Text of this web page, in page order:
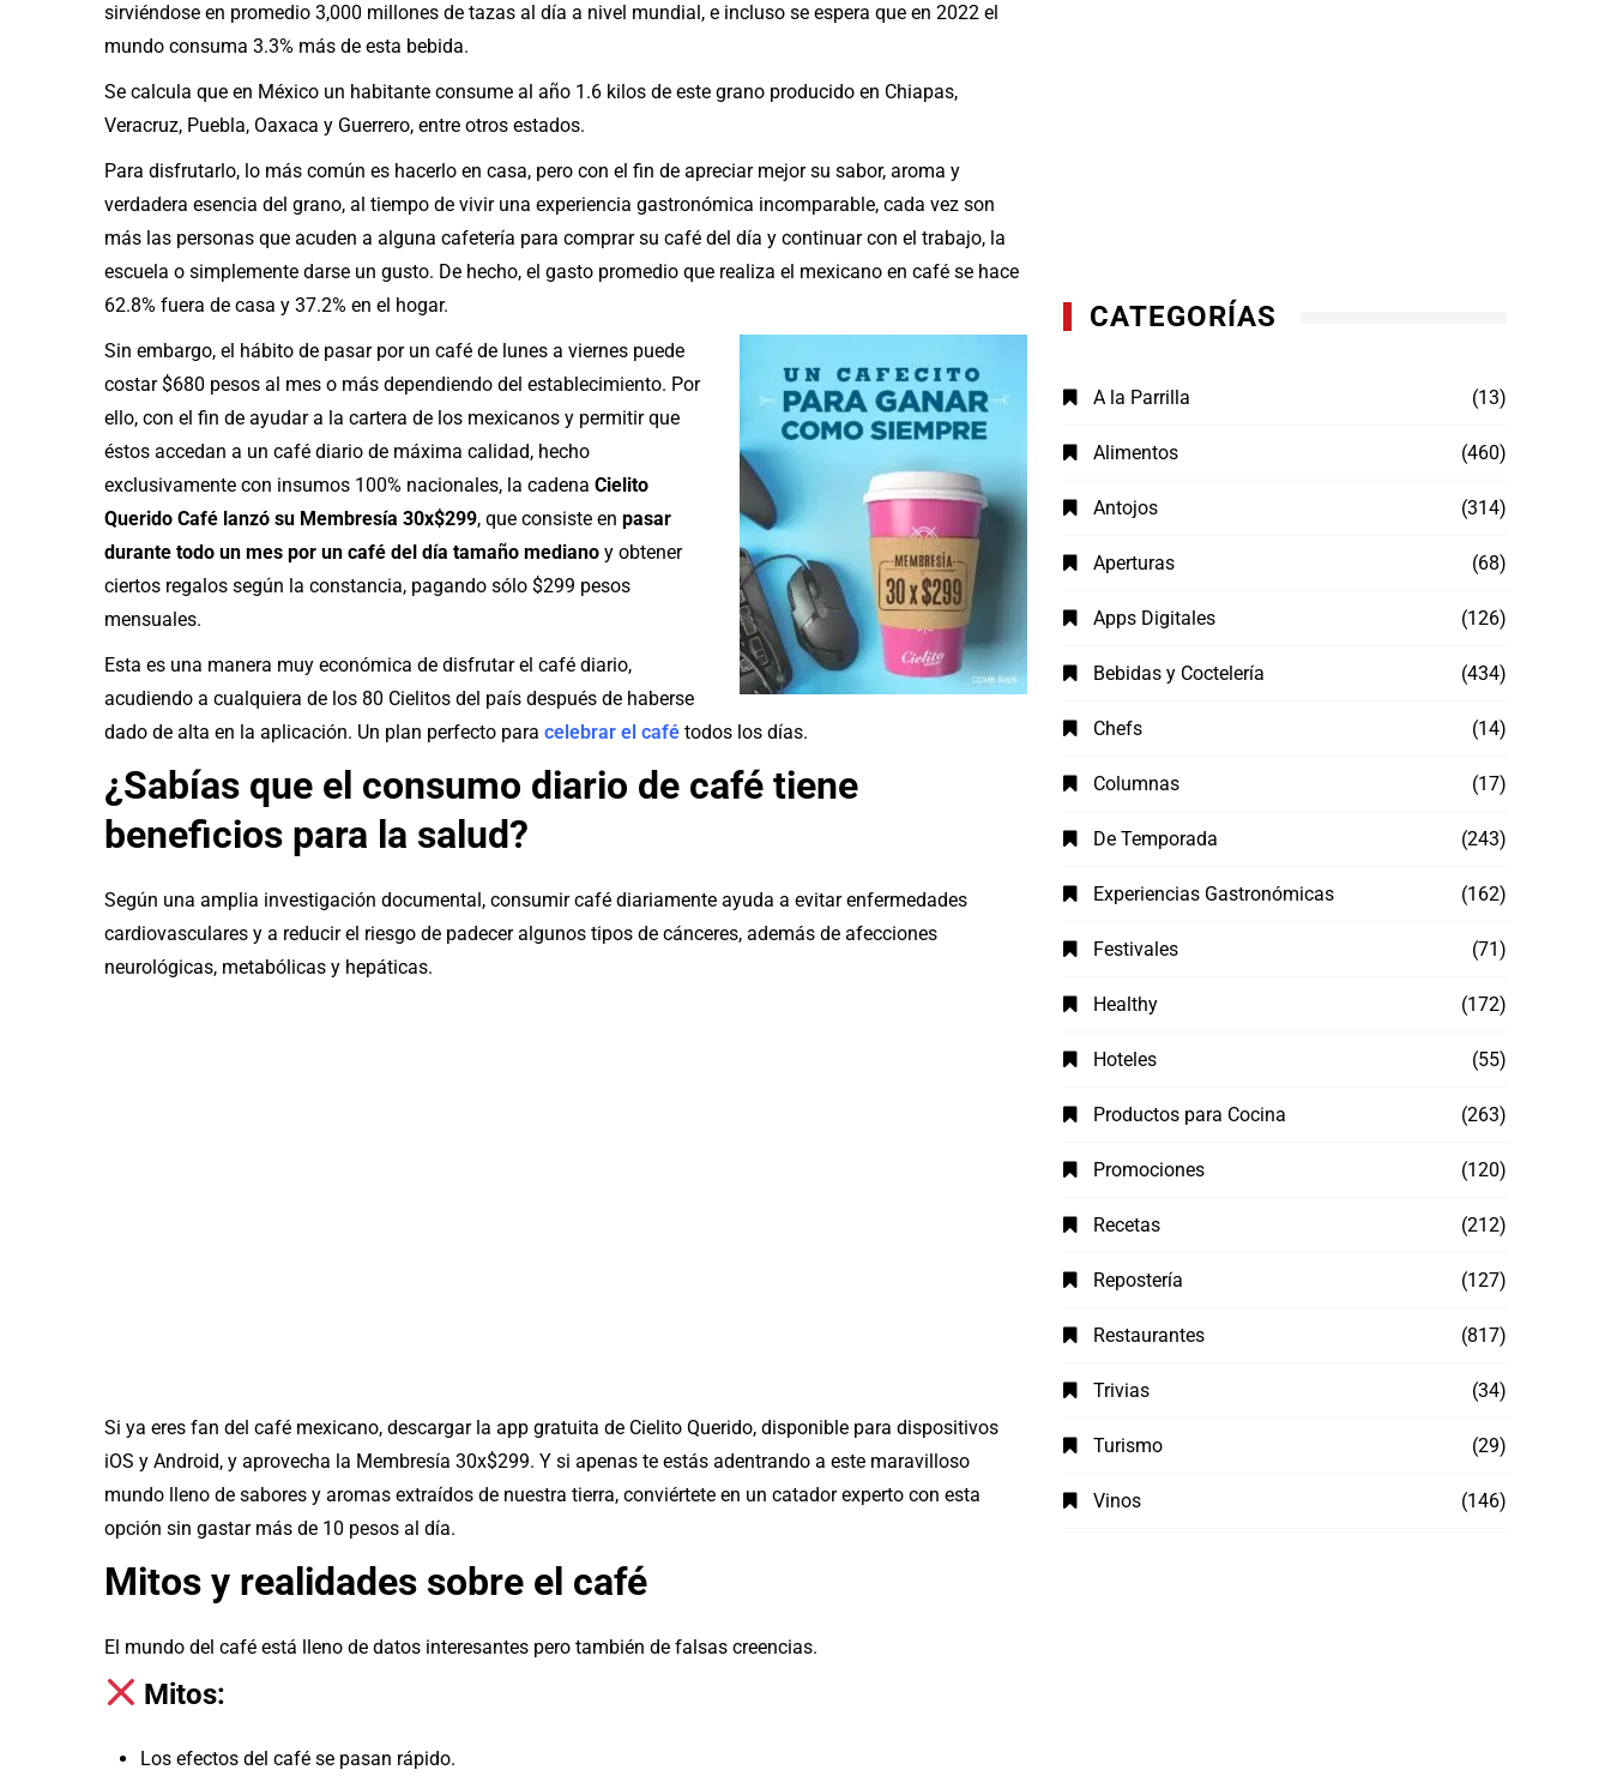
sirviéndose en promedio 3,000 millones de tazas al día a nivel mundial, e incluso se espera que en 2022 el
mundo consuma 3.3% más de esta bebida.
Se calcula que en México un habitante consume al año 1.6 kilos de este grano producido en Chiapas,
Veracruz, Puebla, Oaxaca y Guerrero, entre otros estados.
Para disfrutarlo, lo más común es hacerlo en casa, pero con el fin de apreciar mejor su sabor, aroma y
verdadera esencia del grano, al tiempo de vivir una experiencia gastronómica incomparable, cada vez son
más las personas que acuden a alguna cafetería para comprar su café del día y continuar con el trabajo, la
escuela o simplemente darse un gusto. De hecho, el gasto promedio que realiza el mexicano en café se hace
62.8% fuera de casa y 37.2% en el hogar.
Sin embargo, el hábito de pasar por un café de lunes a viernes puede
costar $680 pesos al mes o más dependiendo del establecimiento. Por
ello, con el fin de ayudar a la cartera de los mexicanos y permitir que
éstos accedan a un café diario de máxima calidad, hecho
exclusivamente con insumos 100% nacionales, la cadena Cielito
Querido Café lanzó su Membresía 30x$299, que consiste en pasar
durante todo un mes por un café del día tamaño mediano y obtener
ciertos regalos según la constancia, pagando sólo $299 pesos
mensuales.
Esta es una manera muy económica de disfrutar el café diario,
acudiendo a cualquiera de los 80 Cielitos del país después de haberse
dado de alta en la aplicación. Un plan perfecto para celebrar el café todos los días.
¿Sabías que el consumo diario de café tiene
beneficios para la salud?
Según una amplia investigación documental, consumir café diariamente ayuda a evitar enfermedades
cardiovasculares y a reducir el riesgo de padecer algunos tipos de cánceres, además de afecciones
neurológicas, metabólicas y hepáticas.
Si ya eres fan del café mexicano, descargar la app gratuita de Cielito Querido, disponible para dispositivos
iOS y Android, y aprovecha la Membresía 30x$299. Y si apenas te estás adentrando a este maravilloso
mundo lleno de sabores y aromas extraídos de nuestra tierra, conviértete en un catador experto con esta
opción sin gastar más de 10 pesos al día.
Mitos y realidades sobre el café
El mundo del café está lleno de datos interesantes pero también de falsas creencias.
Mitos:
Los efectos del café se pasan rápido.
CATEGORÍAS
A la Parrilla (13)
Alimentos (460)
Antojos (314)
Aperturas (68)
Apps Digitales (126)
Bebidas y Coctelería (434)
Chefs (14)
Columnas (17)
De Temporada (243)
Experiencias Gastronómicas (162)
Festivales (71)
Healthy (172)
Hoteles (55)
Productos para Cocina (263)
Promociones (120)
Recetas (212)
Repostería (127)
Restaurantes (817)
Trivias (34)
Turismo (29)
Vinos (146)